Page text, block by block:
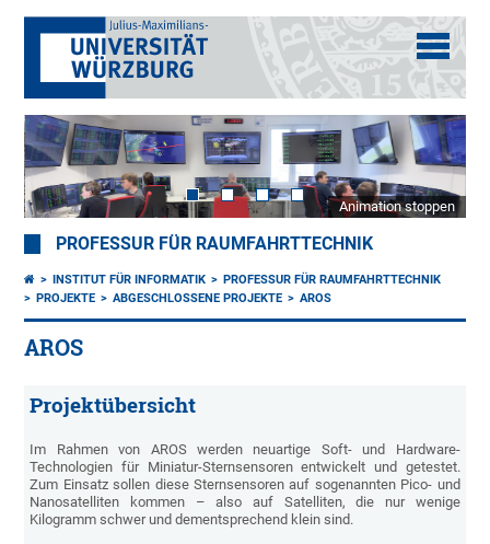
Animation stoppen
PROFESSUR FÜR RAUMFAHRTTECHNIK
INSTITUT FÜR INFORMATIK
PROFESSUR FÜR RAUMFAHRTTECHNIK
PROJEKTE
ABGESCHLOSSENE PROJEKTE AROS
AROS
Projektübersicht
Im Rahmen von AROS werden neuartige Soft- und Hardware-
Technologien für Miniatur-Sternsensoren entwickelt und getestet.
Zum Einsatz sollen diese Sternsensoren auf sogenannten Pico- und
Nanosatelliten kommen – also auf Satelliten, die nur wenige
Kilogramm schwer und dementsprechend klein sind.